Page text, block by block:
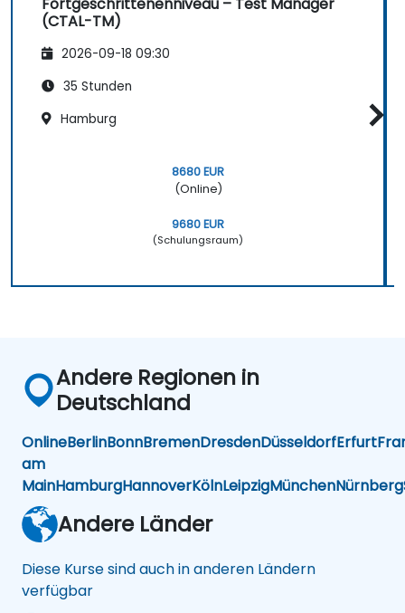
Automatisierungsprozesse, visuelle
fehleranfälliger Bereiche.
Beherrschung der Struktur der ISTQB
sichere Beantwortung von Probefragen.
(CTAL-TM)
2026-09-18 09:30
35 Stunden
Hamburg
8680 EUR
(Online)
9680 EUR
(Schulungsraum)
Andere Regionen in
Deutschland
OnlineBerlinBonnBremenDresdenDüsseldorfErfurt
am
MainHamburgHannoverKölnLeipzigMünchenNürnberg
Andere Länder
Diese Kurse sind auch in anderen Ländern
verfügbar